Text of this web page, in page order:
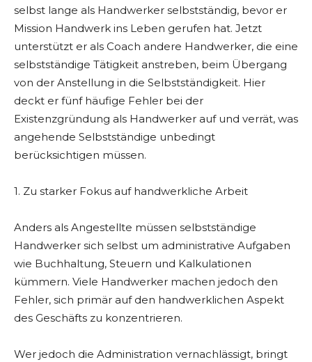
selbst lange als Handwerker selbstständig, bevor er
Mission Handwerk ins Leben gerufen hat. Jetzt
unterstützt er als Coach andere Handwerker, die eine
selbstständige Tätigkeit anstreben, beim Übergang
von der Anstellung in die Selbstständigkeit. Hier
deckt er fünf häufige Fehler bei der
Existenzgründung als Handwerker auf und verrät, was
angehende Selbstständige unbedingt
berücksichtigen müssen.
1. Zu starker Fokus auf handwerkliche Arbeit
Anders als Angestellte müssen selbstständige
Handwerker sich selbst um administrative Aufgaben
wie Buchhaltung, Steuern und Kalkulationen
kümmern. Viele Handwerker machen jedoch den
Fehler, sich primär auf den handwerklichen Aspekt
des Geschäfts zu konzentrieren.
Wer jedoch die Administration vernachlässigt, bringt